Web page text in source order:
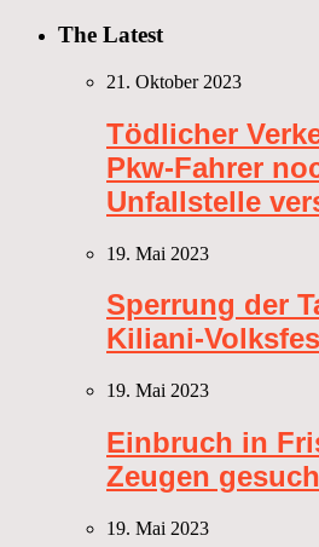
The Latest
21. Oktober 2023
Tödlicher
Pkw-Fahrer
Unfallstelle
19. Mai 2023
Sperrung der
Kiliani-
19. Mai 2023
Einbruch in
Zeugen
19. Mai 2023